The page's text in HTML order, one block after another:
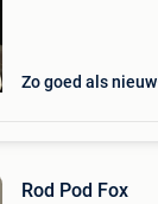
Zo goed als nieuw
Rod Pod Fox